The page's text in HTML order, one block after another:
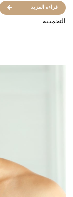
قراءة المزيد
التجميلية